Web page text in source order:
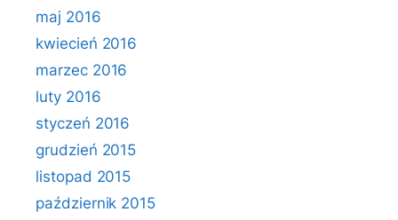
maj 2016
kwiecień 2016
marzec 2016
luty 2016
styczeń 2016
grudzień 2015
listopad 2015
październik 2015